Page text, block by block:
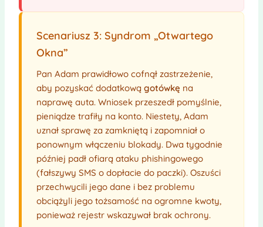
Scenariusz 3: Syndrom „Otwartego
Okna”
Pan Adam prawidłowo cofnął zastrzeżenie,
aby pozyskać dodatkową gotówkę na
naprawę auta. Wniosek przeszedł pomyślnie,
pieniądze trafiły na konto. Niestety, Adam
uznał sprawę za zamkniętą i zapomniał o
ponownym włączeniu blokady. Dwa tygodnie
później padł ofiarą ataku phishingowego
(fałszywy SMS o dopłacie do paczki). Oszuści
przechwycili jego dane i bez problemu
obciążyli jego tożsamość na ogromne kwoty,
ponieważ rejestr wskazywał brak ochrony.